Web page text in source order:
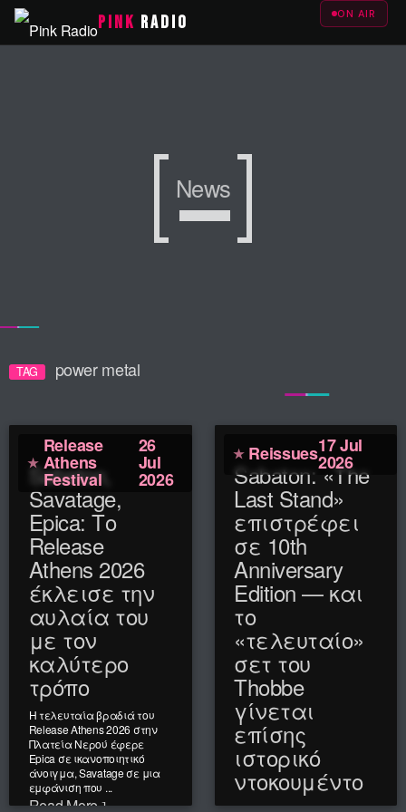
PINK RADIO ON AIR
News
News
News
TAG power metal
Release
Athens
Festival
26
Jul
2026
Sabaton,
Savatage,
Epica: Το
Release
Athens 2026
έκλεισε την
αυλαία του
με τον
καλύτερο
τρόπο
Η τελευταία βραδιά του
Release Athens 2026 στην
Πλατεία Νερού έφερε
Epica σε ικανοποιητικό
άνοιγμα, Savatage σε μια
εμφάνιση που ...
Read More
Reissues17 Jul
2026
Sabaton: «The
Last Stand»
επιστρέφει
σε 10th
Anniversary
Edition — και
το
«τελευταίο»
σετ του
Thobbe
γίνεται
επίσης
ιστορικό
ντοκουμέντο
Δέκα χρόνια μετά το Νο. 1